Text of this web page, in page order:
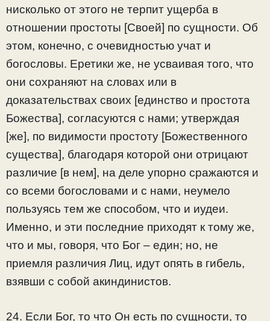
нисколько от этого не терпит ущерба в
отношении простоты [Своей] по сущности. Об
этом, конечно, с очевидностью учат и
богословы. Еретики же, не усваивая того, что
они сохраняют на словах или в
доказательствах своих [единство и простота
Божества], согласуются с нами; утверждая
[же], по видимости простоту [Божественного
существа], благодаря которой они отрицают
различие [в нем], на деле упорно сражаются и
со всеми богословами и с нами, неумело
пользуясь тем же способом, что и иудеи.
Именно, и эти последние приходят к тому же,
что и мы, говоря, что Бог – един; но, не
приемля различия Лиц, идут опять в гибель,
взявши с собой акиндинистов.
24. Если Бог, то что Он есть по сущности, то